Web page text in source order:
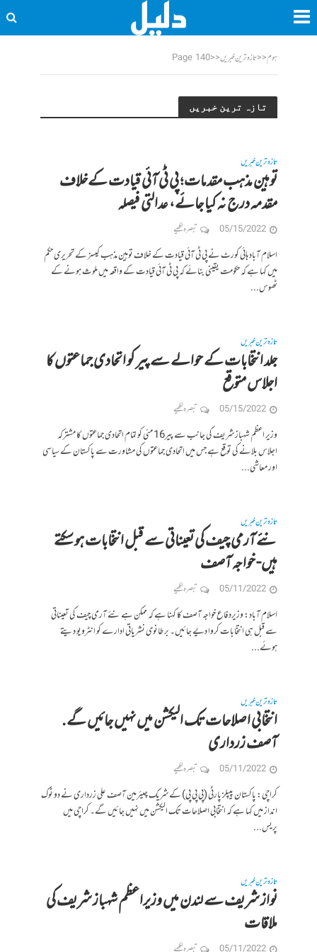
ہوم<<تازہ ترین خبریں<<
Page 140
تازہ ترین خبریں
تازہ ترین خبریں
توہین مذہب مقدمات؛ پی ٹی آئی قیادت کےخلاف
مقدمہ درج نہ کیا جائے، عدالتی فیصلہ
05/15/2022 تبصرہ لکھیے
اسلام آباد ہائی کورٹ نے پی ٹی آئی قیادت کے خلاف توہین مذہب کیسز کے تحریری حکم
میں کہا ہے کہ حکومت یقینی بنائے کہ پی ٹی آئی قیادت کے واقعہ میں ملوث ہونے کے
ٹھوس...
تازہ ترین خبریں
جلد انتخابات کے حوالے سے پیر کو اتحادی جماعتوں کا
اجلاس متوقع
05/15/2022 تبصرہ لکھیے
وزیر اعظم شہباز شریف کی جانب سے پیر16 مئی کو تمام اتحادی جماعتوں کا مشترکہ
اجلاس بلانے کی توقع ہے جس میں اتحادی جماعتوں کی مشاورت سے پاکستان کے سیاسی
اور معاشی...
تازہ ترین خبریں
نئے آرمی چیف کی تعیناتی سے قبل انتخابات ہو سکتے
ہیں- خواجہ آصف
05/11/2022 تبصرہ لکھیے
اسلام آباد: وزیردفاع خواجہ آصف کا کہنا ہے کہ ممکن ہے نئے آرمی چیف کی تعیناتی
سے قبل ہی انتخابات کروا دیے جائیں۔ برطانوی نشریاتی ادارے کو انٹرویو دیتے
ہوئے...
تازہ ترین خبریں
انتخابی اصلاحات تک الیکشن میں نہیں جائیں گے.
آصف زرداری
05/11/2022 تبصرہ لکھیے
کراچی: پاکستان پیپلز پارٹی (پی پی پی) کے شریک چیئرمین آصف علی زرداری نے دو ٹوک
انداز میں کہا ہے کہ انتخابی اصلاحات تک الیکشن میں نہیں جائیں گے۔ کراچی میں
پریس...
تازہ ترین خبریں
نواز شریف سے لندن میں وزیراعظم شہباز شریف کی
ملاقات